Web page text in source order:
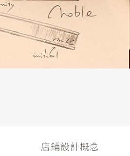
店鋪設計概念